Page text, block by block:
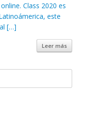
Class 2020 es
este
[…]
Leer más